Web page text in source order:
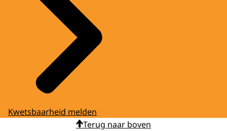
Kwetsbaarheid melden
Terug naar boven